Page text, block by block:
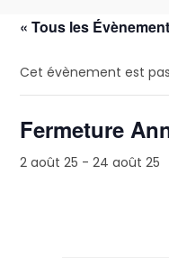
« Tous les
Cet évènement est
Fermeture
2 août 25 -24 août 25